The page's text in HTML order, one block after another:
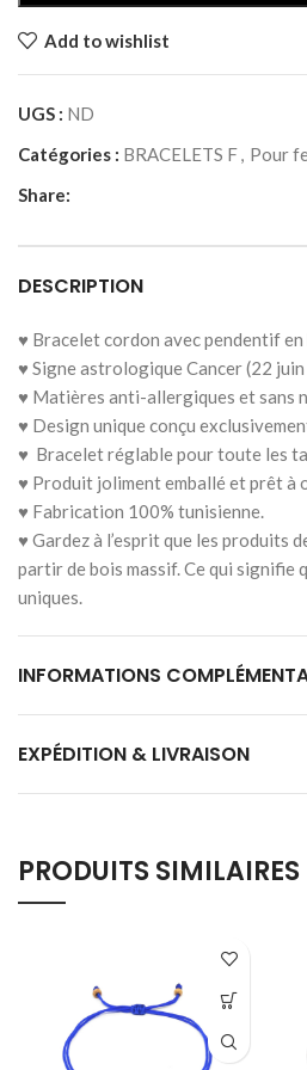
Add to wishlist
UGS : ND
Catégories : BRACELETS F, Pour
Share:
DESCRIPTION
♥ Bracelet cordon avec pendentif en
♥ Signe astrologique Cancer (22
♥ Matières anti-allergiques et sans
♥ Design unique conçu
♥ Bracelet réglable pour toute les
♥ Produit joliment emballé et prêt à
♥ Fabrication 100% tunisienne.
♥ Gardez à l’esprit que les produits
partir de bois massif. Ce qui signifie
uniques.
INFORMATIONS
EXPÉDITION & LIVRAISON
PRODUITS SIMILAIRES